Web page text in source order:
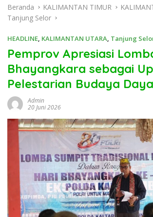
Beranda KALIMANTAN TIMUR
Tanjung Selor
HEADLINE, KALIMANTAN UTARA, Tanjung
Pemprov Apresiasi
Bhayangkara sebagai
Pelestarian Budaya
Admin
20 Juni 2026